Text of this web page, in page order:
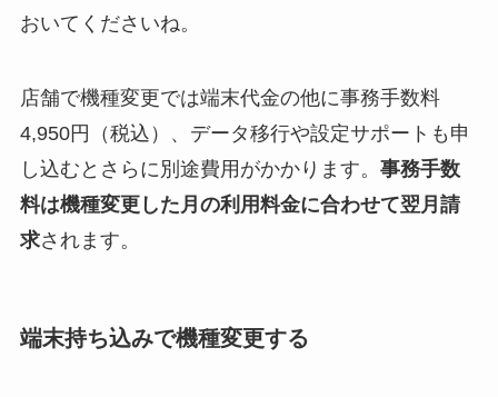
おいてくださいね。
店舗で機種変更では端末代金の他に事務手数料
4,950円（税込）、データ移行や設定サポートも申
し込むとさらに別途費用がかかります。 事務手数
料は機種変更した月の利用料金に合わせて翌月請
求されます。
端末持ち込みで機種変更する